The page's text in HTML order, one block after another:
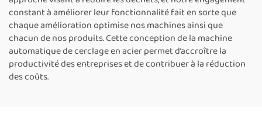
constant à améliorer leur fonctionnalité fait en sorte que
chaque amélioration optimise nos machines ainsi que
chacun de nos produits. Cette conception de la machine
automatique de cerclage en acier permet d’accroître la
productivité des entreprises et de contribuer à la réduction
des coûts.